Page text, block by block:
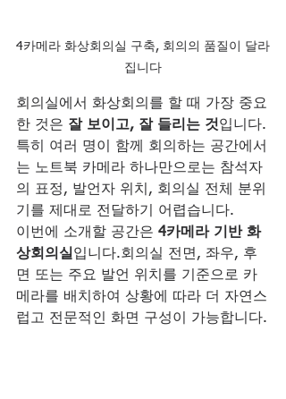
4카메라 화상회의실 구축, 회의의 품질이 달라
집니다
회의실에서 화상회의를 할 때 가장 중요
한 것은 잘 보이고, 잘 들리는 것입니다.
특히 여러 명이 함께 회의하는 공간에서
는 노트북 카메라 하나만으로는 참석자
의 표정, 발언자 위치, 회의실 전체 분위
기를 제대로 전달하기 어렵습니다.
이번에 소개할 공간은 4카메라 기반 화
상회의실입니다.회의실 전면, 좌우, 후
면 또는 주요 발언 위치를 기준으로 카
메라를 배치하여 상황에 따라 더 자연스
럽고 전문적인 화면 구성이 가능합니다.